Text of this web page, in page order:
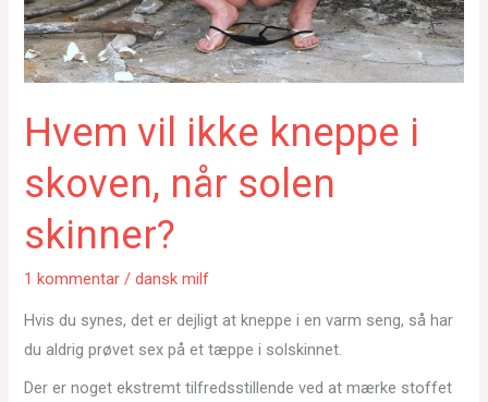
Hvem vil ikke kneppe i
skoven, når solen
skinner?
1 kommentar /dansk milf
Hvis du synes, det er dejligt at kneppe i en varm seng, så har
du aldrig prøvet sex på et tæppe i solskinnet.
Der er noget ekstremt tilfredsstillende ved at mærke stoffet